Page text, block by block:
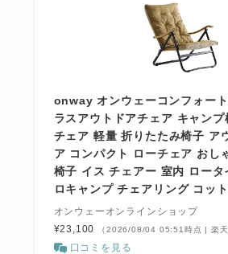
onway オンウェーコンフォー
ラスアウトドアチェア キャン
チェア 軽量 折りたたみ椅子 ア
ア コンパクト ローチェア おし
椅子 イス チェアー 室内 ロータ
ロキャンプ チェアリング コッ
オンウェーオンラインショップ
¥23,100
（2026/08/04 05:51時点 | 楽天
口コミを見る